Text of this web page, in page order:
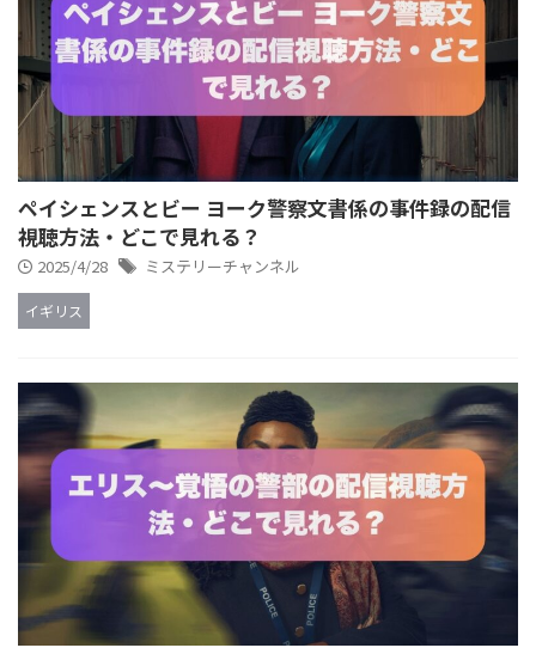
ペイシェンスとビー ヨーク警察文書係の事件録の配信
視聴方法・どこで見れる？
2025/4/28 ミステリーチャンネル
イギリス